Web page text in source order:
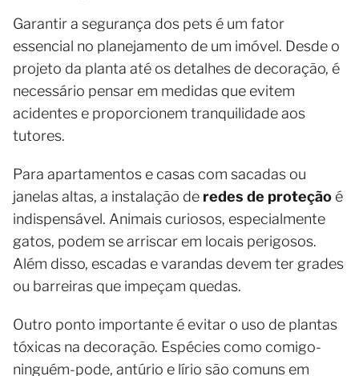
Garantir a segurança dos pets é um fator
essencial no planejamento de um imóvel. Desde o
projeto da planta até os detalhes de decoração, é
necessário pensar em medidas que evitem
acidentes e proporcionem tranquilidade aos
tutores.
Para apartamentos e casas com sacadas ou
janelas altas, a instalação de redes de proteção é
indispensável. Animais curiosos, especialmente
gatos, podem se arriscar em locais perigosos.
Além disso, escadas e varandas devem ter grades
ou barreiras que impeçam quedas.
Outro ponto importante é evitar o uso de plantas
tóxicas na decoração. Espécies como comigo-
ninguém-pode, antúrio e lírio são comuns em